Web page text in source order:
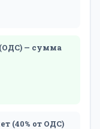
— сумма
(40% от ОДС)